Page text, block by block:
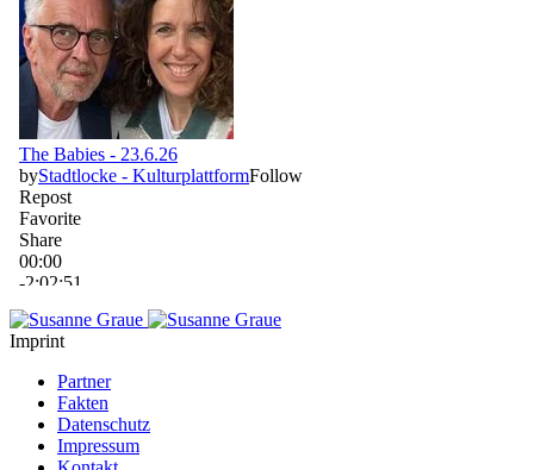
Imprint
Partner
Fakten
Datenschutz
Impressum